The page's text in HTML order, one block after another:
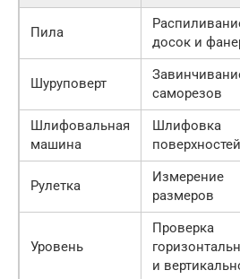
Пила
досок и
Шуруповерт
саморезов
Шлифовальная
машина
Шлифовка
поверхностей
Рулетка
Измерение
размеров
Уровень
Проверка
и